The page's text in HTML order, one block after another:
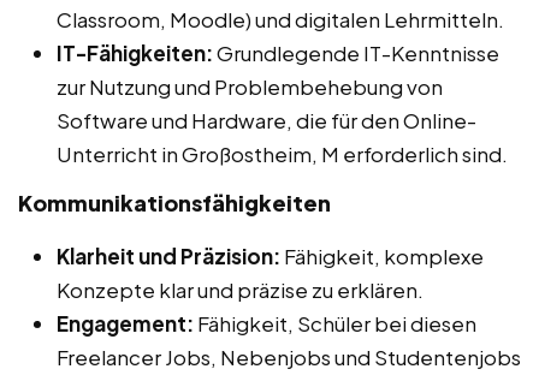
Classroom, Moodle) und digitalen Lehrmitteln.
IT-Fähigkeiten:Grundlegende IT-Kenntnisse
zur Nutzung und Problembehebung von
Software und Hardware, die für den Online-
Unterricht in Großostheim, M erforderlich sind.
Kommunikationsfähigkeiten
Klarheit und Präzision: Fähigkeit, komplexe
Konzepte klar und präzise zu erklären.
Engagement: Fähigkeit, Schüler bei diesen
Freelancer Jobs, Nebenjobs und Studentenjobs